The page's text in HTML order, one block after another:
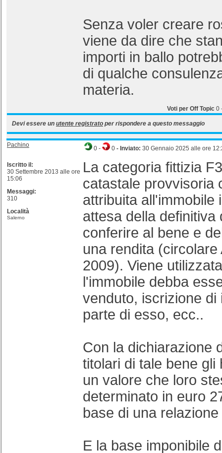
Senza voler creare
viene da dire che
importi in ballo
di qualche
materia.
Voti per Off Topic 0
Devi essere un utente registrato per rispondere a questo messaggio
Pachino
Iscritto il:
30 Settembre 2013 alle ore
15:06
Messaggi:
310
Località
Salerno
0 - 0 - Inviato: 30 Gennaio 2025 alle ore
La categoria fittizia
catastale provvisoria
attribuita all'immobile
attesa della definitiva
conferire al bene e
una rendita (circolare
2009). Viene
l'immobile debba
venduto, iscrizione di
parte di esso, ecc..
Con la dichiarazione
titolari di tale bene gli
un valore che loro
determinato in euro
base di una
E la base imponibile